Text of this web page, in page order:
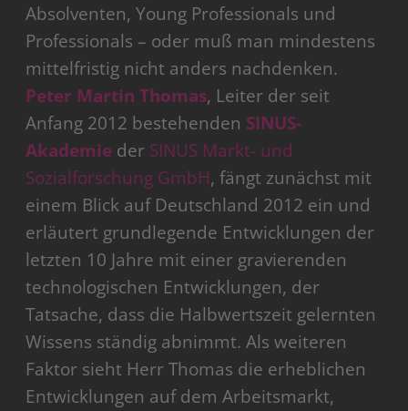
Absolventen, Young Professionals und
Professionals – oder muß man mindestens
mittelfristig nicht anders nachdenken.
Peter Martin Thomas, Leiter der seit
Anfang 2012 bestehenden SINUS-
Akademie der SINUS Markt- und
Sozialforschung GmbH, fängt zunächst mit
einem Blick auf Deutschland 2012 ein und
erläutert grundlegende Entwicklungen der
letzten 10 Jahre mit einer gravierenden
technologischen Entwicklungen, der
Tatsache, dass die Halbwertszeit gelernten
Wissens ständig abnimmt. Als weiteren
Faktor sieht Herr Thomas die erheblichen
Entwicklungen auf dem Arbeitsmarkt,